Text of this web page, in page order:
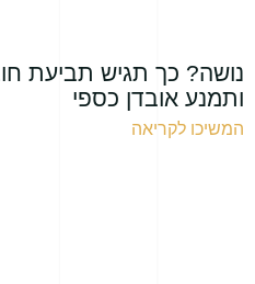
נושה? כך תגיש תביעת
ותמנע אובדן כספי
המשיכו לקריאה